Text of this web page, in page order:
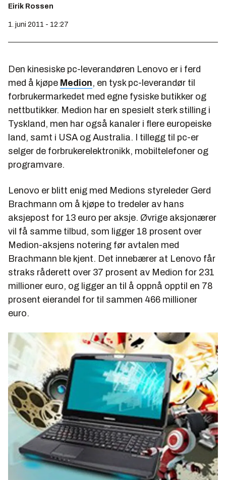
Eirik Rossen
1. juni 2011 - 12:27
Den kinesiske pc-leverandøren Lenovo er i ferd
med å kjøpe Medion, en tysk pc-leverandør til
forbrukermarkedet med egne fysiske butikker og
nettbutikker. Medion har en spesielt sterk stilling i
Tyskland, men har også kanaler i flere europeiske
land, samt i USA og Australia. I tillegg til pc-er
selger de forbrukerelektronikk, mobiltelefoner og
programvare.
Lenovo er blitt enig med Medions styreleder Gerd
Brachmann om å kjøpe to tredeler av hans
aksjepost for 13 euro per aksje. Øvrige aksjonærer
vil få samme tilbud, som ligger 18 prosent over
Medion-aksjens notering før avtalen med
Brachmann ble kjent. Det innebærer at Lenovo får
straks råderett over 37 prosent av Medion for 231
millioner euro, og ligger an til å oppnå opptil en 78
prosent eierandel for til sammen 466 millioner
euro.